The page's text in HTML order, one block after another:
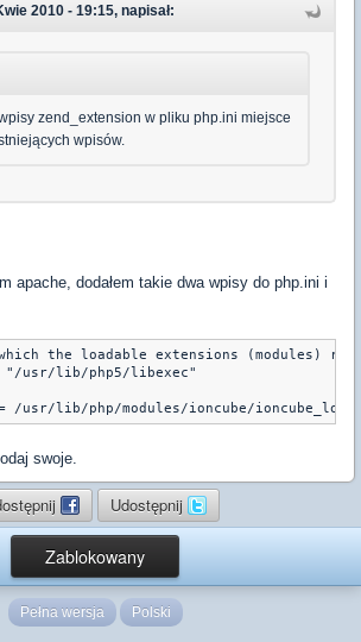
2010 - 19:15, napisał:
zend_extension w pliku php.ini miejsce
wpisów.
apache, dodałem takie dwa wpisy do php.ini i
the loadable extensions (modules)
"/usr/lib/php5/libexec"
/usr/lib/php/modules/ioncube/
swoje.
Udostępnij
Zablokowany
Pełna wersja Polski